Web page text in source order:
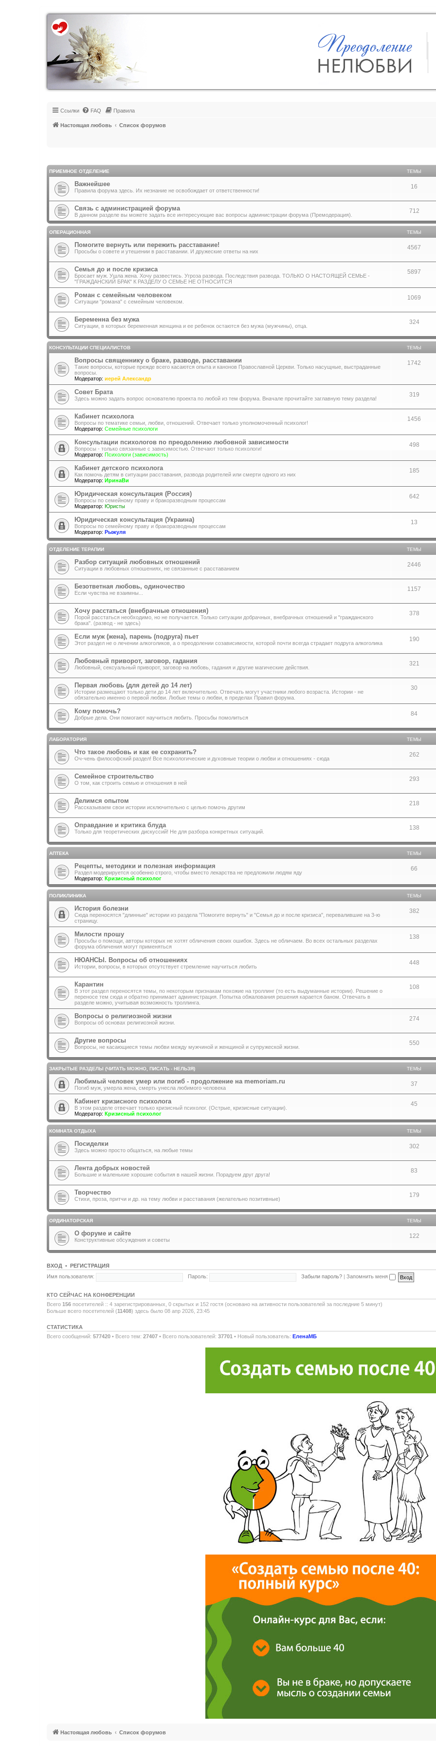
Регистрация
Ссылки FAQ Правила
Настоящая любовь Список форумов
ПРИЕМНОЕ ОТДЕЛЕНИЕ ТЕМЫ
Важнейшее
Правила форума здесь. Их незнание не освобождает от ответственности!
16
Связь с администрацией форума
В данном разделе вы можете задать все интересующие вас вопросы администрации форума (Премодерация).
712
ОПЕРАЦИОННАЯ ТЕМЫ
Помогите вернуть или пережить расставание!
Просьбы о совете и утешении в расставании. И дружеские ответы на них
4567
Семья до и после кризиса
Бросает муж. Ушла жена. Хочу развестись. Угроза развода. Последствия развода. ТОЛЬКО О НАСТОЯЩЕЙ СЕМЬЕ -
"ГРАЖДАНСКИЙ БРАК" К РАЗДЕЛУ О СЕМЬЕ НЕ ОТНОСИТСЯ
5897
Роман с семейным человеком
Ситуации "романа" с семейным человеком.
1069
Беременна без мужа
Ситуации, в которых беременная женщина и ее ребенок остаются без мужа (мужчины), отца.
324
КОНСУЛЬТАЦИИ СПЕЦИАЛИСТОВ ТЕМЫ
Вопросы священнику о браке, разводе, расставании
Такие вопросы, которые прежде всего касаются опыта и канонов Православной Церкви. Только насущные, выстраданные
вопросы.
Модератор: иерей Александр
1742
Совет Брата
Здесь можно задать вопрос основателю проекта по любой из тем форума. Вначале прочитайте заглавную тему раздела!
319
Кабинет психолога
Вопросы по тематике семьи, любви, отношений. Отвечает только уполномоченный психолог!
Модератор: Семейные психологи
1456
Консультации психологов по преодолению любовной зависимости
Вопросы - только связанные с зависимостью. Отвечают только психологи!
Модератор: Психологи (зависимость)
498
Кабинет детского психолога
Как помочь детям в ситуации расставания, развода родителей или смерти одного из них
Модератор: ИринаВи
185
Юридическая консультация (Россия)
Вопросы по семейному праву и бракоразводным процессам
Модератор: Юристы
642
Юридическая консультация (Украина)
Вопросы по семейному праву и бракоразводным процессам
Модератор: Рыжуля
13
ОТДЕЛЕНИЕ ТЕРАПИИ ТЕМЫ
Разбор ситуаций любовных отношений
Ситуации в любовных отношениях, не связанные с расставанием
2446
Безответная любовь, одиночество
Если чувства не взаимны...
1157
Хочу расстаться (внебрачные отношения)
Порой расстаться необходимо, но не получается. Только ситуации добрачных, внебрачных отношений и "гражданского
брака". (развод - не здесь)
378
Если муж (жена), парень (подруга) пьет
Этот раздел не о лечении алкоголиков, а о преодолении созависимости, которой почти всегда страдает подруга алкоголика
190
Любовный приворот, заговор, гадания
Любовный, сексуальный приворот, заговор на любовь, гадания и другие магические действия.
321
Первая любовь (для детей до 14 лет)
Истории размещают только дети до 14 лет включительно. Отвечать могут участники любого возраста. Истории - не
обязательно именно о первой любви. Любые темы о любви, в пределах Правил форума.
30
Кому помочь?
Добрые дела. Они помогают научиться любить. Просьбы помолиться
84
ЛАБОРАТОРИЯ ТЕМЫ
Что такое любовь и как ее сохранить?
Оч-чень философский раздел! Все психологические и духовные теории о любви и отношениях - сюда
262
Семейное строительство
О том, как строить семью и отношения в ней
293
Делимся опытом
Рассказываем свои истории исключительно с целью помочь другим
218
Оправдание и критика блуда
Только для теоретических дискуссий! Не для разбора конкретных ситуаций.
138
АПТЕКА ТЕМЫ
Рецепты, методики и полезная информация
Раздел модерируется особенно строго, чтобы вместо лекарства не предложили людям яду
Модератор: Кризисный психолог
66
ПОЛИКЛИНИКА ТЕМЫ
История болезни
Сюда переносятся "длинные" истории из раздела "Помогите вернуть" и "Семья до и после кризиса", перевалившие на 3-ю
страницу.
382
Милости прошу
Просьбы о помощи, авторы которых не хотят обличения своих ошибок. Здесь не обличаем. Во всех остальных разделах
форума обличения могут применяться
138
НЮАНСЫ. Вопросы об отношениях
Истории, вопросы, в которых отсутствует стремление научиться любить
448
Карантин
В этот раздел переносятся темы, по некоторым признакам похожие на троллинг (то есть выдуманные истории). Решение о
переносе тем сюда и обратно принимает администрация. Попытка обжалования решения карается баном. Отвечать в
разделе можно, учитывая возможность троллинга.
108
Вопросы о религиозной жизни
Вопросы об основах религиозной жизни.
274
Другие вопросы
Вопросы, не касающиеся темы любви между мужчиной и женщиной и супружеской жизни.
550
ЗАКРЫТЫЕ РАЗДЕЛЫ (ЧИТАТЬ МОЖНО, ПИСАТЬ - НЕЛЬЗЯ) ТЕМЫ
Любимый человек умер или погиб - продолжение на memoriam.ru
Погиб муж, умерла жена, смерть унесла любимого человека
37
Кабинет кризисного психолога
В этом разделе отвечает только кризисный психолог. (Острые, кризисные ситуации).
Модератор: Кризисный психолог
45
КОМНАТА ОТДЫХА ТЕМЫ
Посиделки
Здесь можно просто общаться, на любые темы
302
Лента добрых новостей
Большие и маленькие хорошие события в нашей жизни. Порадуем друг друга!
83
Творчество
Стихи, проза, притчи и др. на тему любви и расставания (желательно позитивные)
179
ОРДИНАТОРСКАЯ ТЕМЫ
О форуме и сайте
Конструктивные обсуждения и советы
122
ВХОД • РЕГИСТРАЦИЯ
Имя пользователя:
Пароль: Забыли пароль? Запомнить меня
КТО СЕЙЧАС НА КОНФЕРЕНЦИИ
Всего 156 посетителей :: 4 зарегистрированных, 0 скрытых и 152 гостя (основано на активности пользователей за последние 5 минут)
Больше всего посетителей (11408) здесь было 08 апр 2026, 23:45
СТАТИСТИКА
Всего сообщений: 577420 • Всего тем: 27407 • Всего пользователей: 37701 • Новый пользователь: ЕленаМБ
Настоящая любовь Список форумов